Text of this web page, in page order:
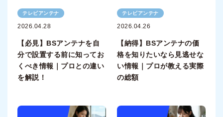
テレビアンテナ
2026.04.28
【必見】BSアンテナを自
分で設置する前に知ってお
くべき情報｜プロとの違い
を解説！
テレビアンテナ
2026.04.26
【納得】BSアンテナの価
格を知りたいなら見逃せな
い情報｜プロが教える実際
の総額